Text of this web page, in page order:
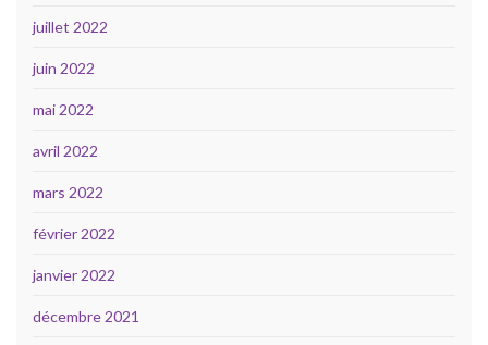
juillet 2022
juin 2022
mai 2022
avril 2022
mars 2022
février 2022
janvier 2022
décembre 2021